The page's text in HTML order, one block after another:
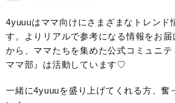
4yuuuはママ向けにさまざまなトレンド
す。よりリアルで参考になる情報をお
から、ママたちを集めた公式コミュニ
ママ部』は活動しています♡
一緒に4yuuuを盛り上げてくれる方、奮